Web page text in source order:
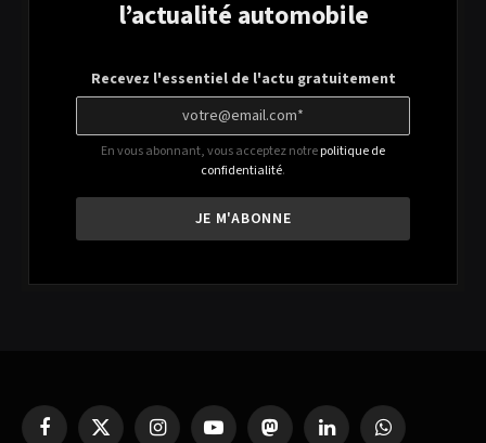
l’actualité automobile
Recevez l'essentiel de l'actu gratuitement
En vous abonnant, vous acceptez notrepolitique de
confidentialité.
FacebookX InstagramYouTube MastodonLinkedIn WhatsApp